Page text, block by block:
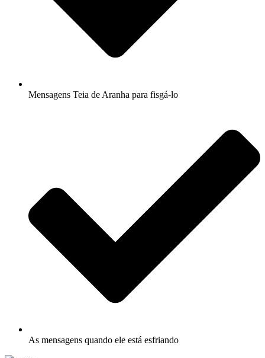
Mensagens Teia de Aranha para fisgá-lo
As mensagens quando ele está esfriando